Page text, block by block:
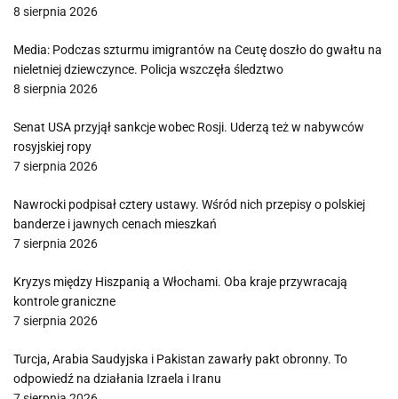
8 sierpnia 2026
Media: Podczas szturmu imigrantów na Ceutę doszło do gwałtu na
nieletniej dziewczynce. Policja wszczęła śledztwo
8 sierpnia 2026
Senat USA przyjął sankcje wobec Rosji. Uderzą też w nabywców
rosyjskiej ropy
7 sierpnia 2026
Nawrocki podpisał cztery ustawy. Wśród nich przepisy o polskiej
banderze i jawnych cenach mieszkań
7 sierpnia 2026
Kryzys między Hiszpanią a Włochami. Oba kraje przywracają
kontrole graniczne
7 sierpnia 2026
Turcja, Arabia Saudyjska i Pakistan zawarły pakt obronny. To
odpowiedź na działania Izraela i Iranu